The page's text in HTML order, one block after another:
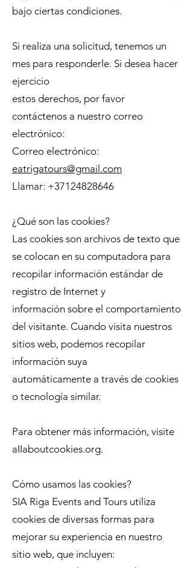
bajo ciertas condiciones.
Si realiza una solicitud, tenemos un
mes para responderle. Si desea hacer
ejercicio
estos derechos, por favor
contáctenos a nuestro correo
electrónico:
Correo electrónico:
eatrigatours@gmail.com
Llamar: +37124828646
¿Qué son las cookies?
Las cookies son archivos de texto que
se colocan en su computadora para
recopilar información estándar de
registro de Internet y
información sobre el comportamiento
del visitante. Cuando visita nuestros
sitios web, podemos recopilar
información suya
automáticamente a través de cookies
o tecnología similar.
Para obtener más información, visite
aIIaboutcookies.org.
Cómo usamos las cookies?
SIA Riga Events and Tours utiliza
cookies de diversas formas para
mejorar su experiencia en nuestro
sitio web, que incluyen: